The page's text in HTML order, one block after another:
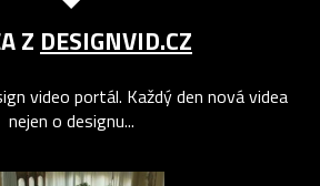
Z DESIGNVID.CZ
video portál. Každý den nová videa
nejen o designu...